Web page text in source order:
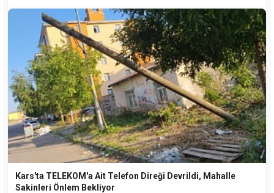
Kars'ta TELEKOM'a Ait Telefon Direği Devrildi, Mahalle
Sakinleri Önlem Bekliyor